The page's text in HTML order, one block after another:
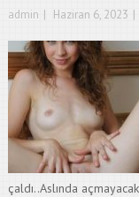
admin Haziran 6, 2023
çaldı..Aslında